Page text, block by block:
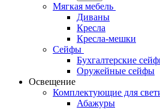
Мягкая мебель
Диваны
Кресла
Кресла-мешки
Сейфы
Бухгалтерские
Оружейные сейфы
Освещение
Комплектующие для
Абажуры